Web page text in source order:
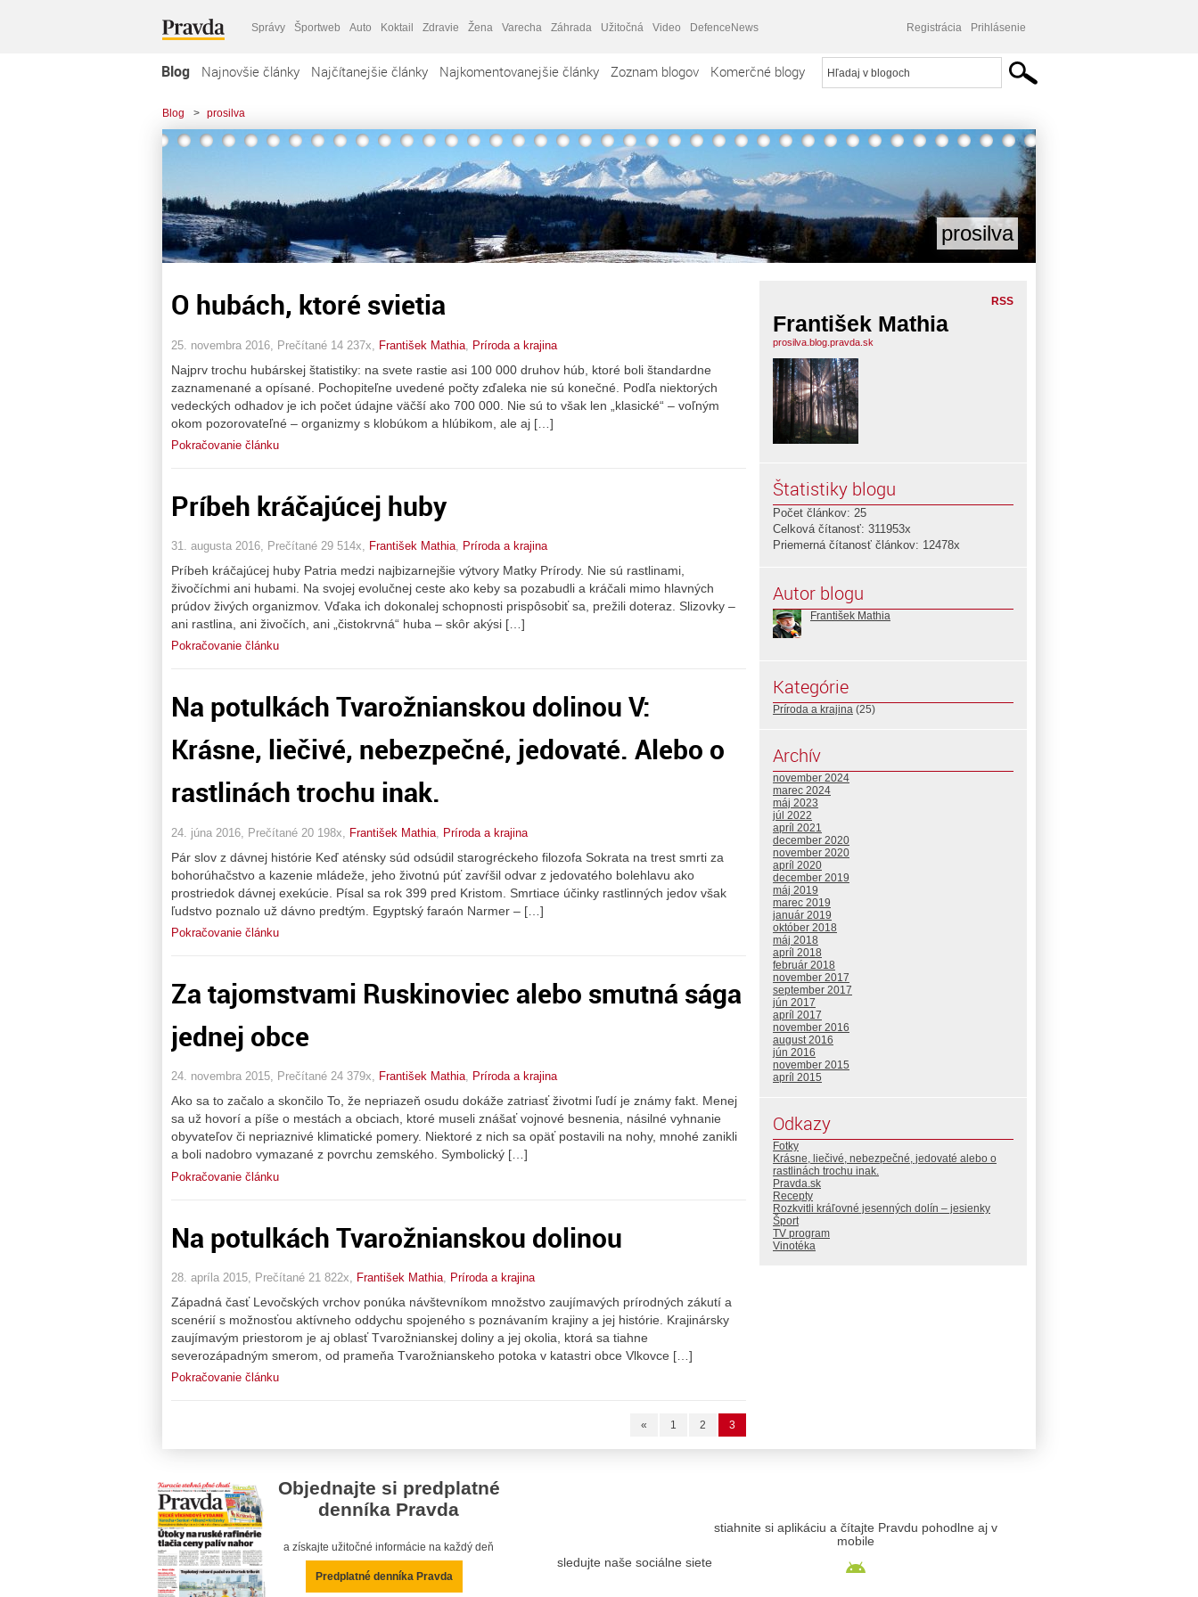
Správy Športweb Auto Koktail Zdravie Žena Varecha Záhrada Užitočná Video DefenceNews Registrácia Prihlásenie
Blog Najnovšie články Najčítanejšie články Najkomentovanejšie články Zoznam blogov Komerčné blogy
Blog > prosilva
prosilva
O hubách, ktoré svietia
25. novembra 2016, Prečítané 14 237x, František Mathia Príroda a krajina
Najprv trochu hubárskej štatistiky: na svete rastie asi 100 000 druhov húb, ktoré boli štandardne
zaznamenané a opísané. Pochopiteľne uvedené počty zďaleka nie sú konečné. Podľa niektorých
vedeckých odhadov je ich počet údajne väčší ako 700 000. Nie sú to však len „klasické“ – voľným
okom pozorovateľné – organizmy s klobúkom a hlúbikom, ale aj […]
Pokračovanie článku
Príbeh kráčajúcej huby
31. augusta 2016, Prečítané 29 514x, František Mathia, Príroda a krajina
Príbeh kráčajúcej huby Patria medzi najbizarnejšie výtvory Matky Prírody. Nie sú rastlinami,
živočíchmi ani hubami. Na svojej evolučnej ceste ako keby sa pozabudli a kráčali mimo hlavných
prúdov živých organizmov. Vďaka ich dokonalej schopnosti prispôsobiť sa, prežili doteraz. Slizovky –
ani rastlina, ani živočích, ani „čistokrvná“ huba – skôr akýsi […]
Pokračovanie článku
Na potulkách Tvarožnianskou dolinou V:
Krásne, liečivé, nebezpečné, jedovaté. Alebo o
rastlinách trochu inak.
24. júna 2016, Prečítané 20 198x, František Mathia Príroda a krajina
Pár slov z dávnej histórie Keď aténsky súd odsúdil starogréckeho filozofa Sokrata na trest smrti za
bohorúhačstvo a kazenie mládeže, jeho životnú púť zavŕšil odvar z jedovatého bolehlavu ako
prostriedok dávnej exekúcie. Písal sa rok 399 pred Kristom. Smrtiace účinky rastlinných jedov však
ľudstvo poznalo už dávno predtým. Egyptský faraón Narmer – […]
Pokračovanie článku
Za tajomstvami Ruskinoviec alebo smutná sága
jednej obce
24. novembra 2015, Prečítané 24 379x, František Mathia, Príroda a krajina
Ako sa to začalo a skončilo To, že nepriazeň osudu dokáže zatriasť životmi ľudí je známy fakt. Menej
sa už hovorí a píše o mestách a obciach, ktoré museli znášať vojnové besnenia, násilné vyhnanie
obyvateľov či nepriaznivé klimatické pomery. Niektoré z nich sa opäť postavili na nohy, mnohé zanikli
a boli nadobro vymazané z povrchu zemského. Symbolický […]
Pokračovanie článku
Na potulkách Tvarožnianskou dolinou
28. apríla 2015, Prečítané 21 822x, František Mathia, Príroda a krajina
Západná časť Levočských vrchov ponúka návštevníkom množstvo zaujímavých prírodných zákutí a
scenérií s možnosťou aktívneho oddychu spojeného s poznávaním krajiny a jej histórie. Krajinársky
zaujímavým priestorom je aj oblasť Tvarožnianskej doliny a jej okolia, ktorá sa tiahne
severozápadným smerom, od prameňa Tvarožnianskeho potoka v katastri obce Vlkovce […]
Pokračovanie článku
« 1 2 3
RSS
František Mathia
prosilva.blog.pravda.sk
Štatistiky blogu
Počet článkov: 25
Celková čítanosť: 311953x
Priemerná čítanosť článkov: 12478x
Autor blogu
František Mathia
Kategórie
Príroda a krajina (25)
Archív
november 2024
marec 2024
máj 2023
júl 2022
apríl 2021
december 2020
november 2020
apríl 2020
december 2019
máj 2019
marec 2019
január 2019
október 2018
máj 2018
apríl 2018
február 2018
november 2017
september 2017
jún 2017
apríl 2017
november 2016
august 2016
jún 2016
november 2015
apríl 2015
Odkazy
Fotky
Krásne, liečivé, nebezpečné, jedovaté alebo o
rastlinách trochu inak.
Pravda.sk
Recepty
Rozkvitli kráľovné jesenných dolín – jesienky
Šport
TV program
Vinotéka
Objednajte si predplatné
denníka Pravda
a získajte užitočné informácie na každý deň
Predplatné denníka Pravda
sledujte naše sociálne siete
stiahnite si aplikáciu a čítajte Pravdu pohodlne aj v
mobile